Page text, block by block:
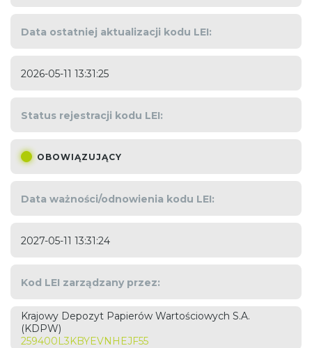
Data ostatniej aktualizacji kodu LEI:
2026-05-11 13:31:25
Status rejestracji kodu LEI:
OBOWIĄZUJĄCY
Data ważności/odnowienia kodu LEI:
2027-05-11 13:31:24
Kod LEI zarządzany przez:
Krajowy Depozyt Papierów Wartościowych S.A.
(KDPW)
259400L3KBYEVNHEJF55